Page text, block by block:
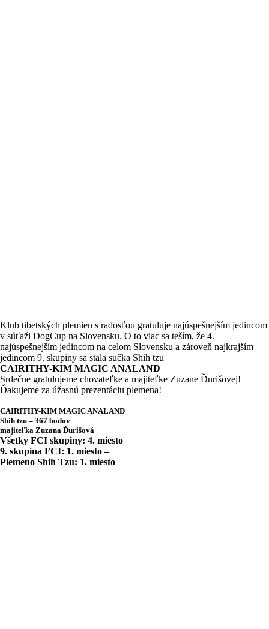
Klub tibetských plemien s radosťou gratuluje najúspešnejším jedincom
v súťaži DogCup na Slovensku. O to viac sa teším, že 4.
najúspešnejším jedincom na celom Slovensku a zároveň najkrajším
jedincom 9. skupiny sa stala sučka Shih tzu
CAIRITHY-KIM MAGIC ANALAND
Srdečne gratulujeme chovateľke a majiteľke Zuzane Ďurišovej!
Ďakujeme za úžasnú prezentáciu plemena!
CAIRITHY-KIM MAGIC ANALAND
Shih tzu – 367 bodov
majiteľka Zuzana Ďurišová
Všetky FCI skupiny: 4. miesto
9. skupina FCI: 1. miesto –
Plemeno Shih Tzu: 1. miesto